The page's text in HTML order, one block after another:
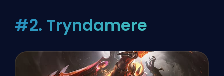
#2. Tryndamere